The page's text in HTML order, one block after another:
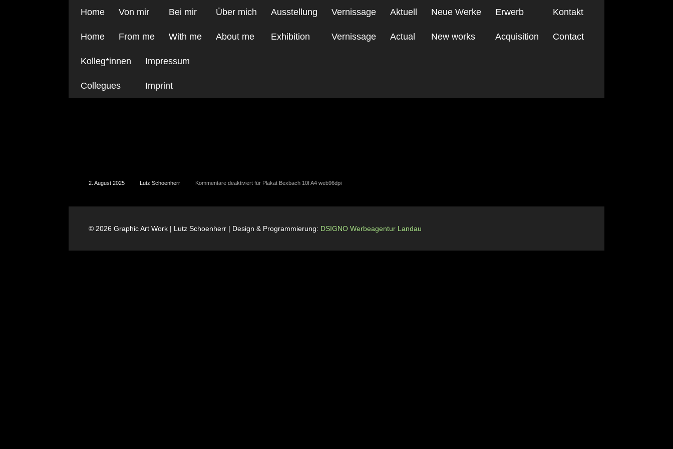
Home
Home
Von mir
From me
Bei mir
With me
Über mich
About me
Ausstellung
Exhibition
Vernissage
Vernissage
Aktuell
Actual
Neue Werke
New works
Erwerb
Acquisition
Kontakt
Contact
Kolleg*innen
Collegues
Impressum
Imprint
2. August 2025 Lutz Schoenherr Kommentare deaktiviert für Plakat Bexbach 10f A4 web96dpi
© 2026 Graphic Art Work | Lutz Schoenherr | Design & Programmierung: DSIGNO Werbeagentur Landau